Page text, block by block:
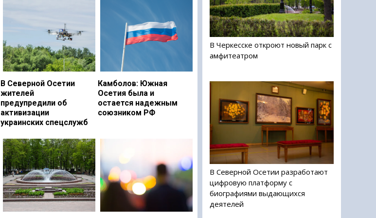
В Северной Осетии
жителей
предупредили об
активизации
украинских спецслужб
Камболов: Южная
Осетия была и
остается надежным
союзником РФ
В Черкесске откроют новый парк с
амфитеатром
В Северной Осетии разработают
цифровую платформу с
биографиями выдающихся
деятелей